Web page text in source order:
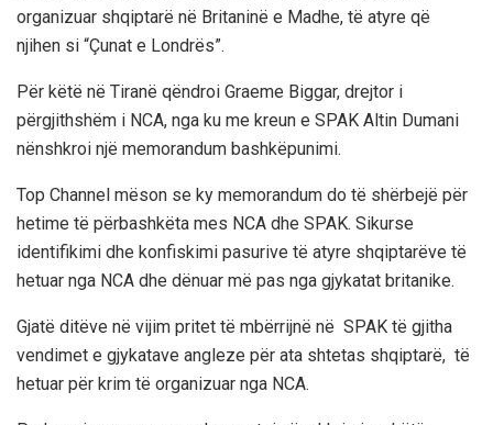
organizuar shqiptarë në Britaninë e Madhe, të atyre që
njihen si “Çunat e Londrës”.
Për këtë në Tiranë qëndroi Graeme Biggar, drejtor i
përgjithshëm i NCA, nga ku me kreun e SPAK Altin Dumani
nënshkroi një memorandum bashkëpunimi.
Top Channel mëson se ky memorandum do të shërbejë për
hetime të përbashkëta mes NCA dhe SPAK. Sikurse
identifikimi dhe konfiskimi pasurive të atyre shqiptarëve të
hetuar nga NCA dhe dënuar më pas nga gjykatat britanike.
Gjatë ditëve në vijim pritet të mbërrijnë në SPAK të gjitha
vendimet e gjykatave angleze për ata shtetas shqiptarë, të
hetuar për krim të organizuar nga NCA.